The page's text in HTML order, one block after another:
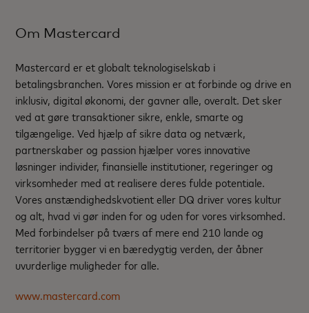
Om Mastercard
Mastercard er et globalt teknologiselskab i
betalingsbranchen. Vores mission er at forbinde og drive en
inklusiv, digital økonomi, der gavner alle, overalt. Det sker
ved at gøre transaktioner sikre, enkle, smarte og
tilgængelige. Ved hjælp af sikre data og netværk,
partnerskaber og passion hjælper vores innovative
løsninger individer, finansielle institutioner, regeringer og
virksomheder med at realisere deres fulde potentiale.
Vores anstændighedskvotient eller DQ driver vores kultur
og alt, hvad vi gør inden for og uden for vores virksomhed.
Med forbindelser på tværs af mere end 210 lande og
territorier bygger vi en bæredygtig verden, der åbner
uvurderlige muligheder for alle.
www.mastercard.com